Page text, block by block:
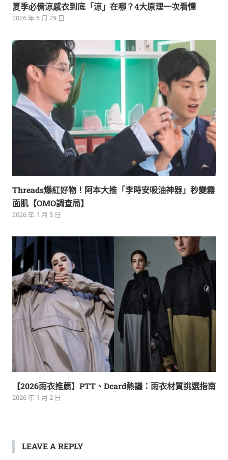
夏季必備涼感衣到底「涼」在哪？4大原理一次看懂
2026 年 6 月 29 日
Threads爆紅好物！阿本大推「李時安吸油神器」秒變霧
面肌【OMO調查局】
2026 年 1 月 5 日
【2026雨衣推薦】PTT、Dcard熱議：雨衣材質挑選指南
2026 年 1 月 2 日
LEAVE A REPLY